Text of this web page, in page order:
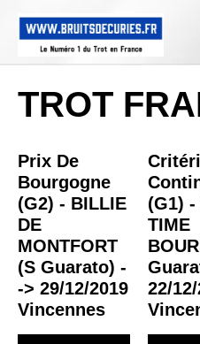
TROT
Prix De
Bourgogne
(G2) - BILLIE
DE
MONTFORT
(S Guarato) -
-> 29/12/2019
Vincennes
(G1) -
TIME
22/